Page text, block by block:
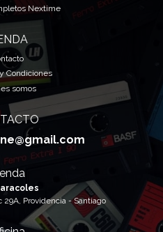
Nextime
Condiciones
somos
29A, Providencia - Santiago